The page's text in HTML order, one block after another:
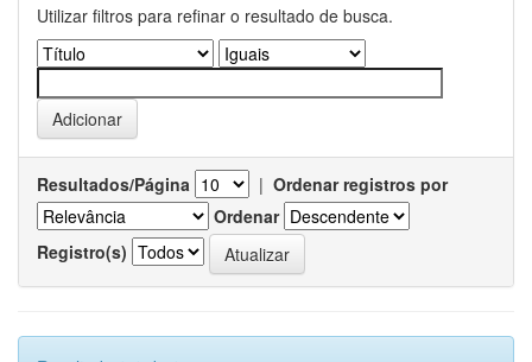
Utilizar filtros para refinar o resultado de busca.
Resultados/Página | Ordenar registros por
Ordenar
Registro(s)